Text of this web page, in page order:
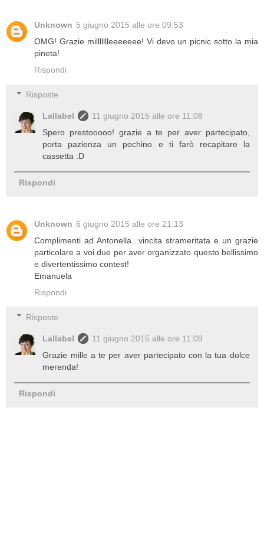
Unknown 5 giugno 2015 alle ore 09:53
OMG! Grazie millllllleeeeeee! Vi devo un picnic sotto la mia
pineta!
Rispondi
Risposte
Lallabel
11 giugno 2015 alle ore 11:08
Spero prestooooo! grazie a te per aver partecipato,
porta pazienza un pochino e ti farò recapitare la
cassetta :D
Rispondi
Unknown 6 giugno 2015 alle ore 21:13
Complimenti ad Antonella...vincita strameritata e un grazie
particolare a voi due per aver organizzato questo bellissimo
e divertentissimo contest!
Emanuela
Rispondi
Risposte
Lallabel
11 giugno 2015 alle ore 11:09
Grazie mille a te per aver partecipato con la tua dolce
merenda!
Rispondi